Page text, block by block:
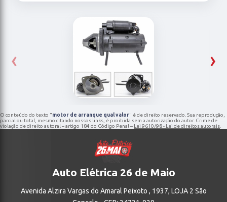
‹ ›
O conteúdo do texto "motor de arranque qual valor" é de direito reservado. Sua reprodução,
parcial ou total, mesmo citando nossos links, é proibida sem a autorização do autor. Crime de
violação de direito autoral – artigo 184 do Código Penal – Lei 9610/98 - Lei de direitos autorais
Auto Elétrica 26 de Maio
Avenida Alzira Vargas do Amaral Peixoto , 1937, LOJA 2 São